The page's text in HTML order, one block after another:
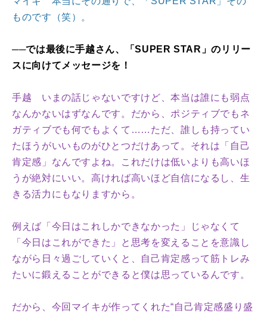
ものです（笑）。
──では最後に手越さん、「SUPER STAR」のリリー
スに向けてメッセージを！
手越 いまの話じゃないですけど、本当は誰にも弱点
なんかないはずなんです。だから、ポジティブでもネ
ガティブでも何でもよくて……ただ、誰しも持ってい
たほうがいいものがひとつだけあって。それは「自己
肯定感」なんですよね。これだけは低いよりも高いほ
うが絶対にいい。高ければ高いほど自信になるし、生
きる活力にもなりますから。
例えば「今日はこれしかできなかった」じゃなくて
「今日はこれができた」と思考を変えることを意識し
ながら日々過ごしていくと、自己肯定感って筋トレみ
たいに鍛えることができると僕は思っているんです。
だから、今回マイキが作ってくれた“自己肯定感盛り盛